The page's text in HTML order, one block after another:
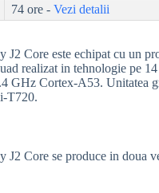
74 ore - Vezi detalii
J2 Core este echipat cu un
realizat in tehnologie pe
GHz Cortex-A53. Unitatea
T720.
J2 Core se produce in doua